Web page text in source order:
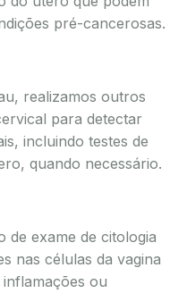
pré-cancerosas.
realizamos outros
para detectar
incluindo testes de
quando necessário.
de exame de citologia
nas células da vagina
ou